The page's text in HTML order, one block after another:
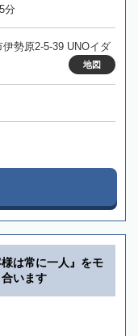
分
勢原2-5-39 UNOイダ
地図
は常に一人』をモ
います